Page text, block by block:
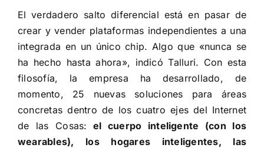
El verdadero salto diferencial está en pasar de
crear y vender plataformas independientes a una
integrada en un único chip. Algo que «nunca se
ha hecho hasta ahora», indicó Talluri. Con esta
filosofía, la empresa ha desarrollado, de
momento, 25 nuevas soluciones para áreas
concretas dentro de los cuatro ejes del Internet
de las Cosas: el cuerpo inteligente (con los
wearables), los hogares inteligentes, las